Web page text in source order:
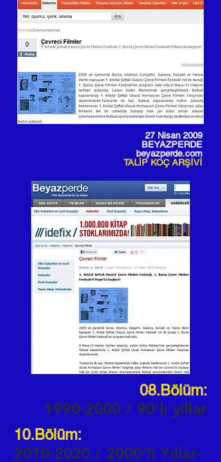
27 Nisan 2009
BEYAZPERDE
beyazperde.com
TALİP KOÇ ARŞİVİ
08.Bölüm:
1990-2000 / 90'lı yıllar
10.Bölüm:
2010-2020 / 2000'li Yıllar-